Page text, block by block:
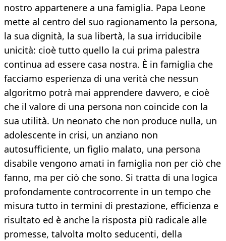
nostro appartenere a una famiglia. Papa Leone
mette al centro del suo ragionamento la persona,
la sua dignità, la sua libertà, la sua irriducibile
unicità: cioè tutto quello la cui prima palestra
continua ad essere casa nostra. È in famiglia che
facciamo esperienza di una verità che nessun
algoritmo potrà mai apprendere davvero, e cioè
che il valore di una persona non coincide con la
sua utilità. Un neonato che non produce nulla, un
adolescente in crisi, un anziano non
autosufficiente, un figlio malato, una persona
disabile vengono amati in famiglia non per ciò che
fanno, ma per ciò che sono. Si tratta di una logica
profondamente controcorrente in un tempo che
misura tutto in termini di prestazione, efficienza e
risultato ed è anche la risposta più radicale alle
promesse, talvolta molto seducenti, della